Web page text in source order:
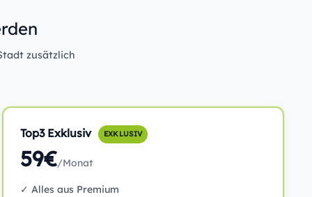
zusätzlich
Top3 Exklusiv EXKLUSIV
59€/Monat
✓ Alles aus Premium